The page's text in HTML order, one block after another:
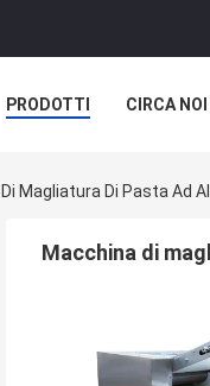
PRODOTTI CIRCA NOI
Magliatura Di Pasta Ad
Macchina di